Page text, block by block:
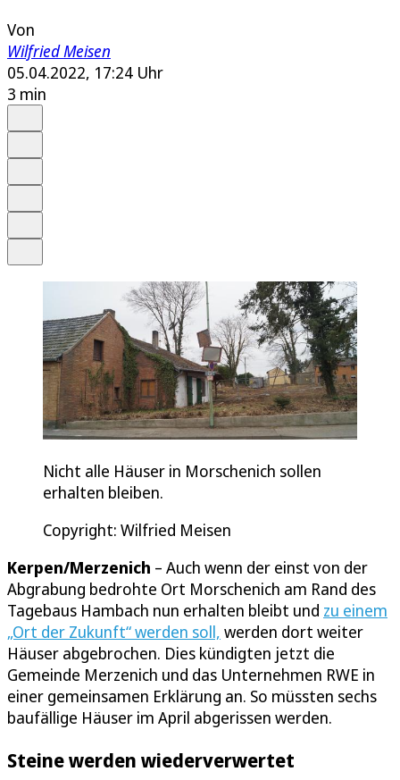
Von
Wilfried Meisen
05.04.2022, 17:24 Uhr
3 min
Nicht alle Häuser in Morschenich sollen
erhalten bleiben.
Copyright: Wilfried Meisen
Kerpen/Merzenich – Auch wenn der einst von der
Abgrabung bedrohte Ort Morschenich am Rand des
Tagebaus Hambach nun erhalten bleibt und zu einem
„Ort der Zukunft“ werden soll, werden dort weiter
Häuser abgebrochen. Dies kündigten jetzt die
Gemeinde Merzenich und das Unternehmen RWE in
einer gemeinsamen Erklärung an. So müssten sechs
baufällige Häuser im April abgerissen werden.
Steine werden wiederverwertet